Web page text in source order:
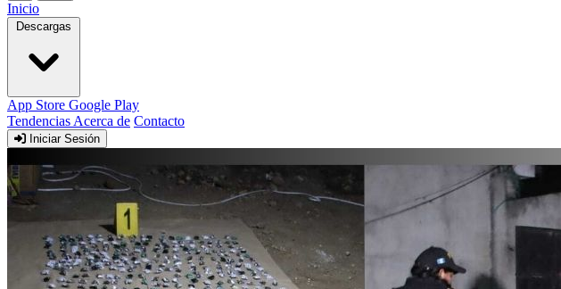
Inicio
Descargas
App Store Google Play
Tendencias Acerca de Contacto
Iniciar Sesión